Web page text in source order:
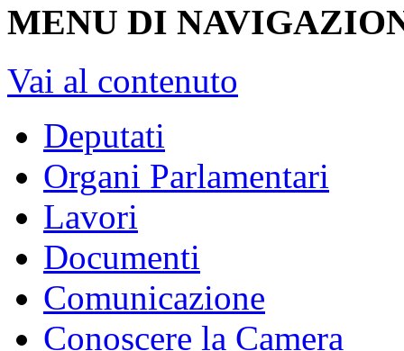
MENU DI
Vai al contenuto
Deputati
Organi Parlamentari
Lavori
Documenti
Comunicazione
Conoscere la Camera